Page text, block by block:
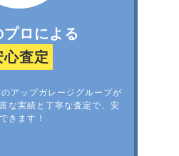
プロによる
心査定
アップガレージグループが
な実績と丁寧な査定で、安
きます！